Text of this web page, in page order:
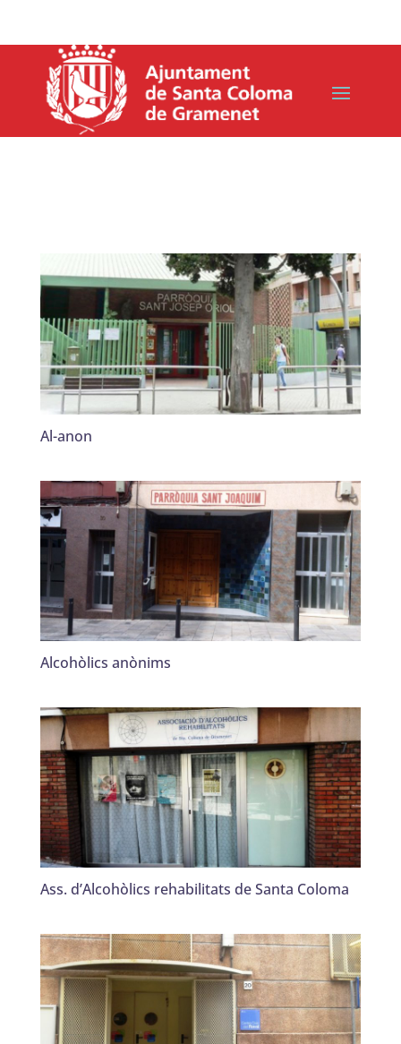
Al-anon
Alcohòlics anònims
Ass. d’Alcohòlics rehabilitats de Santa Coloma